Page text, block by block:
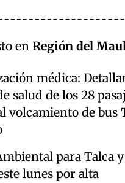
en Región del
médica:
salud de los 28
volcamiento de bus
para Talca y
lunes por alta